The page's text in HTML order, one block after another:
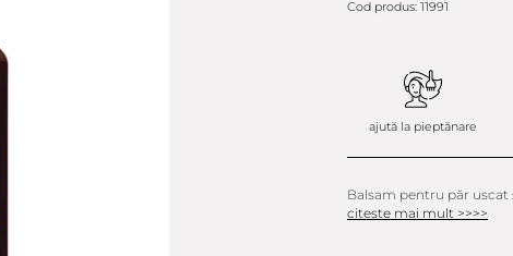
Cod produs: 11991
ajută la pieptănare
Balsam pentru păr uscat
citeste mai mult >>>>